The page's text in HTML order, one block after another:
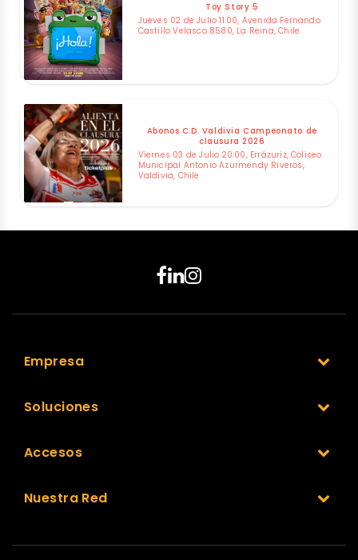
Toy Story 5
Jueves 02 de Julio 11:00, Avenida Fernando
Castillo Velasco 8580, La Reina, Chile
Abonos C.D. Valdivia Campeonato de
clausura 2026
Viernes 03 de Julio 20:00, Errázuriz, Coliseo
Municipal Antonio Azurmendy Riveros,
Valdivia, Chile
Empresa
Soluciones
Accesos
Nuestra Red